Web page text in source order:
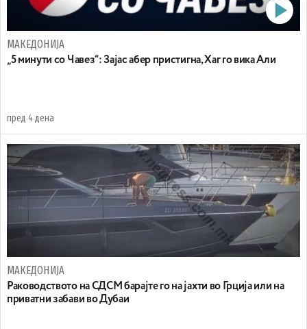
МАКЕДОНИЈА
„5 минути со Чавез“: Зајас абер пристигна, Хаг го вика Али
пред 4 дена
МАКЕДОНИЈА
Раководството на СДСМ барајте го на јахти во Грција или на
приватни забави во Дубаи